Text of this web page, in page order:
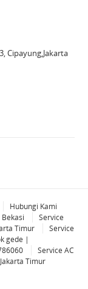
Cipayung,Jakarta
Hubungi Kami
Service
Timur
Service
gede |
Service AC
Timur